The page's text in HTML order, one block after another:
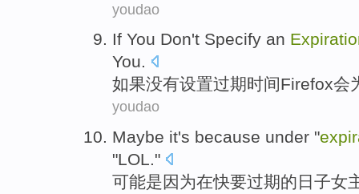
youdao
If You Don't Specify an
You.
如果没有设置过期时间Firefox会
youdao
Maybe it's because under "
"LOL."
可能是因为在快要过期的日子女